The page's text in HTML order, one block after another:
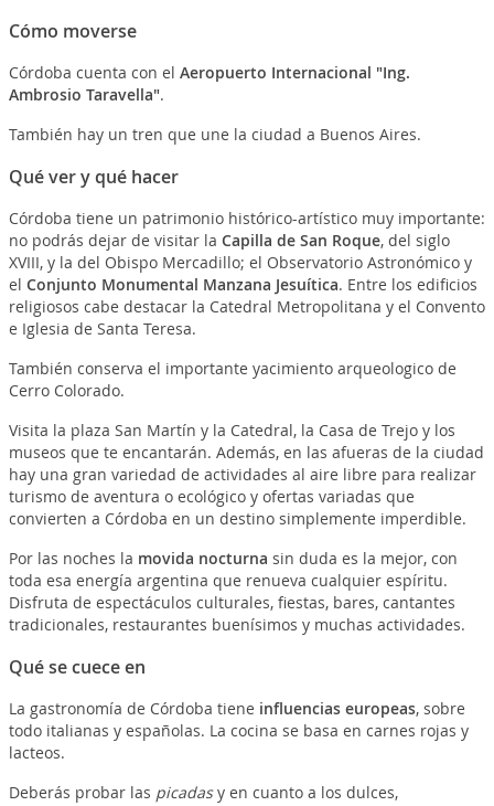
Cómo moverse
Córdoba cuenta con el Aeropuerto Internacional "Ing.
Ambrosio Taravella".
También hay un tren que une la ciudad a Buenos Aires.
Qué ver y qué hacer
Córdoba tiene un patrimonio histórico-artístico muy importante:
no podrás dejar de visitar la Capilla de San Roque, del siglo
XVIII, y la del Obispo Mercadillo; el Observatorio Astronómico y
el Conjunto Monumental Manzana Jesuítica. Entre los edificios
religiosos cabe destacar la Catedral Metropolitana y el Convento
e Iglesia de Santa Teresa.
También conserva el importante yacimiento arqueologico de
Cerro Colorado.
Visita la plaza San Martín y la Catedral, la Casa de Trejo y los
museos que te encantarán. Además, en las afueras de la ciudad
hay una gran variedad de actividades al aire libre para realizar
turismo de aventura o ecológico y ofertas variadas que
convierten a Córdoba en un destino simplemente imperdible.
Por las noches la movida nocturna sin duda es la mejor, con
toda esa energía argentina que renueva cualquier espíritu.
Disfruta de espectáculos culturales, fiestas, bares, cantantes
tradicionales, restaurantes buenísimos y muchas actividades.
Qué se cuece en
La gastronomía de Córdoba tiene influencias europeas, sobre
todo italianas y españolas. La cocina se basa en carnes rojas y
lacteos.
Deberás probar las picadasy en cuanto a los dulces,